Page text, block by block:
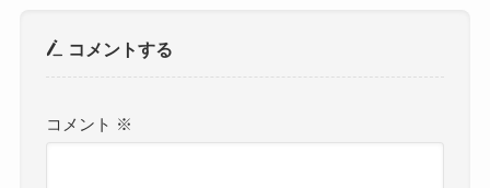
コメントする
コメント ※